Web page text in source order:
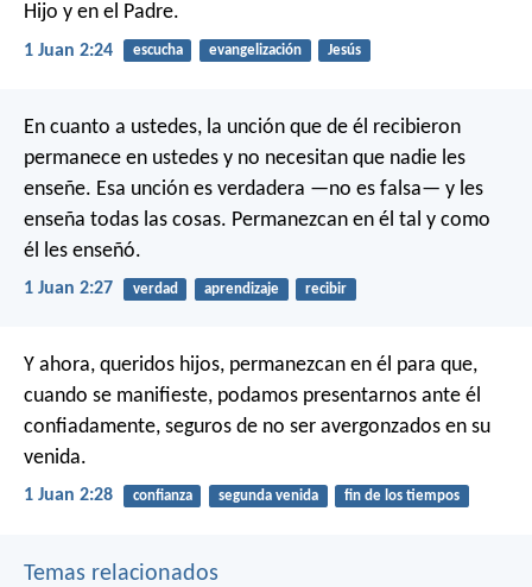
Hijo y en el Padre.
1 Juan 2:24 escucha evangelización Jesús
En cuanto a ustedes, la unción que de él recibieron
permanece en ustedes y no necesitan que nadie les
enseñe. Esa unción es verdadera —no es falsa— y les
enseña todas las cosas. Permanezcan en él tal y como
él les enseñó.
1 Juan 2:27 verdad aprendizaje recibir
Y ahora, queridos hijos, permanezcan en él para que,
cuando se manifieste, podamos presentarnos ante él
confiadamente, seguros de no ser avergonzados en su
venida.
1 Juan 2:28 confianza segunda venida fin de los tiempos
Temas relacionados